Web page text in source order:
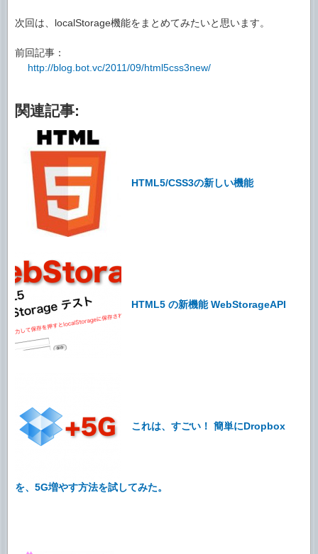
次回は、localStorage機能をまとめてみたいと思います。
前回記事：
http://blog.bot.vc/2011/09/html5css3new/
関連記事:
HTML5/CSS3の新しい機能
HTML5 の新機能 WebStorageAPI
これは、すごい！ 簡単にDropbox
を、5G増やす方法を試してみた。